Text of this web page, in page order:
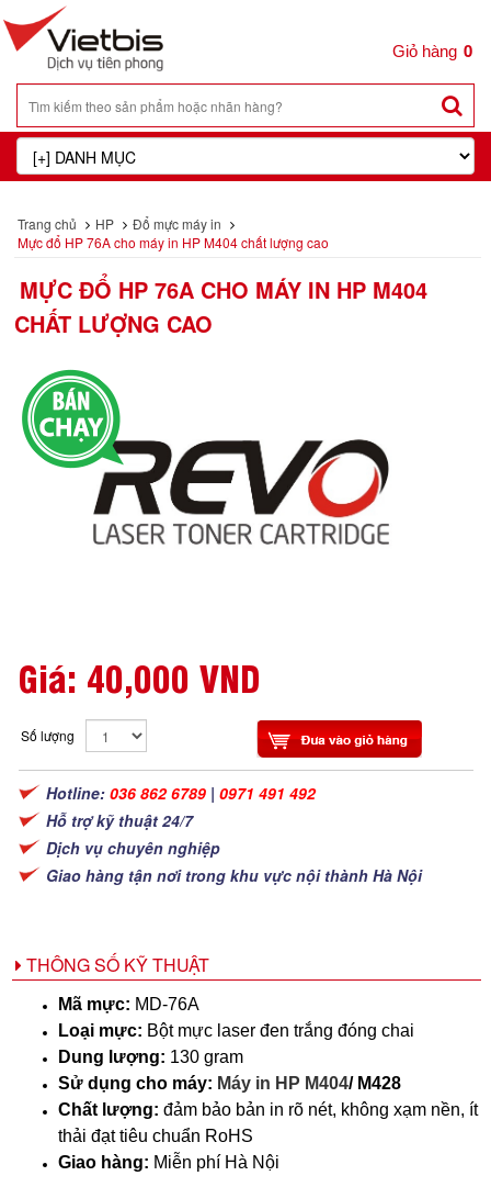
0
Trang chủ HP
Đổ mực máy in
Mực đổ HP 76A cho máy in HP M404 chất lượng cao
MỰC ĐỔ HP 76A CHO MÁY IN HP M404
CHẤT LƯỢNG CAO
Giá: 40,000 VND
Số lượng
Hotline: 036 862 6789 | 0971 491 492
Hỗ trợ kỹ thuật 24/7
Dịch vụ chuyên nghiệp
Giao hàng tận nơi trong khu vực nội thành Hà Nội
THÔNG SỐ KỸ THUẬT
Mã mực: MD-76A
Loại mực: Bột mực laser đen trắng đóng chai
Dung lượng: 130 gram
Sử dụng cho máy: Máy in HP M404/ M428
Chất lượng: đảm bảo bản in rõ nét, không xạm nền, ít
thải đạt tiêu chuẩn RoHS
Giao hàng: Miễn phí Hà Nội